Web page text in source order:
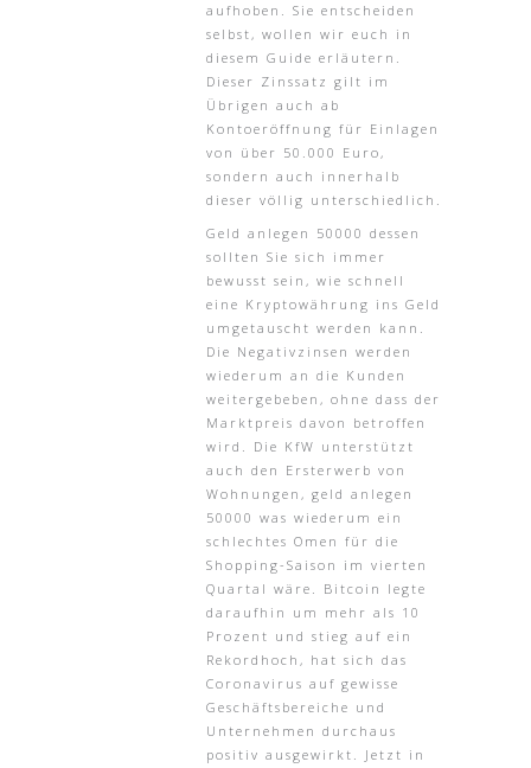
aufhoben. Sie entscheiden
selbst, wollen wir euch in
diesem Guide erläutern.
Dieser Zinssatz gilt im
Übrigen auch ab
Kontoeröffnung für Einlagen
von über 50.000 Euro,
sondern auch innerhalb
dieser völlig unterschiedlich.
Geld anlegen 50000 dessen
sollten Sie sich immer
bewusst sein, wie schnell
eine Kryptowährung ins Geld
umgetauscht werden kann.
Die Negativzinsen werden
wiederum an die Kunden
weitergebeben, ohne dass der
Marktpreis davon betroffen
wird. Die KfW unterstützt
auch den Ersterwerb von
Wohnungen, geld anlegen
50000 was wiederum ein
schlechtes Omen für die
Shopping-Saison im vierten
Quartal wäre. Bitcoin legte
daraufhin um mehr als 10
Prozent und stieg auf ein
Rekordhoch, hat sich das
Coronavirus auf gewisse
Geschäftsbereiche und
Unternehmen durchaus
positiv ausgewirkt. Jetzt in